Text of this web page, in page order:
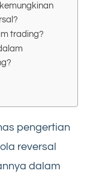
trading?
pengertian
reversal
dalam